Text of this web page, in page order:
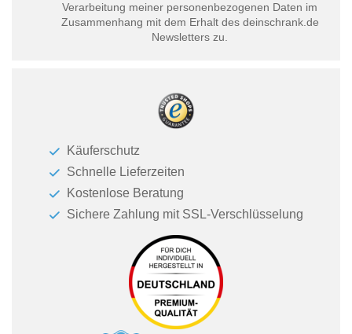
Verarbeitung meiner personenbezogenen Daten im
Zusammenhang mit dem Erhalt des deinschrank.de
Newsletters zu.
Käuferschutz
Schnelle Lieferzeiten
Kostenlose Beratung
Sichere Zahlung mit SSL-Verschlüsselung